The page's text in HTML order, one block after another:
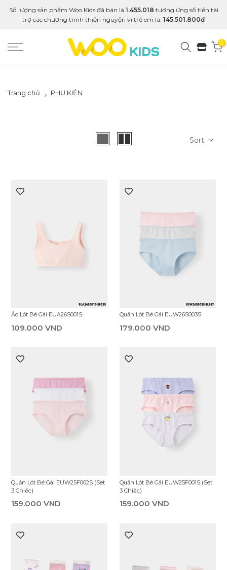
Số lượng sản phẩm Woo Kids đã bán là 1.455.018 tương ứng số tiền tài
trợ các chương trình thiện nguyện vì trẻ em là: 145.501.800đ
0
Trang chủ PHỤ KIỆN
Sort
Áo Lót Bé Gái EUA26S001S
109.000 VND
Quần Lót Bé Gái EUW26S003S
179.000 VND
Quần Lót Bé Gái EUW25F002S (Set
3 Chiếc)
159.000 VND
Quần Lót Bé Gái EUW25F001S (Set
3 Chiếc)
159.000 VND